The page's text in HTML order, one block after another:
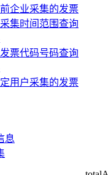
企业采集的发票
集时间范围查询
票代码号码查询
用户采集的发票
息